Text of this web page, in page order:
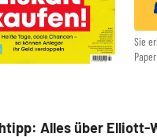
Sie
Alles über Elliott-